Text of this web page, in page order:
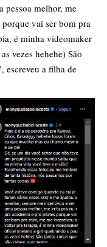
pessoa melhor, me
vai ser bom pra
é minha videomaker
vezes hehehe) São
escreveu a filha de